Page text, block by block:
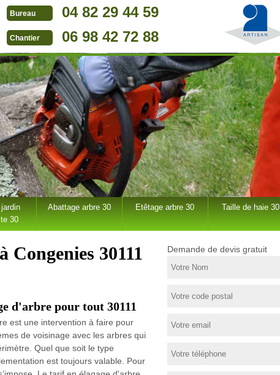
Bureau 04 82 29 44 59
Chantier 06 98 42 72 88
30
Abattage arbre 30 Etêtage arbre 30 Taille de haie 30
Congenies 30111
d'arbre pour tout 30111
est une intervention à faire pour
de voisinage avec les arbres qui
Quel que soit le type
est toujours valable. Pour
Demande de devis gratuit